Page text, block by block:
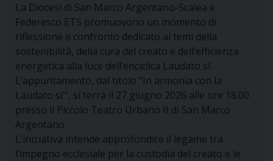
La Diocesi di San Marco Argentano-Scalea e
Federesco ETS promuovono un momento di
riflessione e confronto dedicato ai temi della
sostenibilità, della cura del creato e dell’efficienza
energetica alla luce dell’enciclica Laudato si’.
L’appuntamento, dal titolo “In armonia con la
Laudato si’”, si terrà il 27 giugno 2026 alle ore 18.00
presso il Piccolo Teatro Urbano II di San Marco
Argentano.
L’iniziativa intende approfondire il legame tra
l’impegno ecclesiale per la custodia del creato e le